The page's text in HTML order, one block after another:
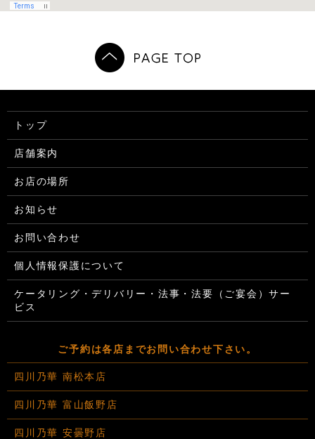
トップ
店舗案内
お店の場所
お知らせ
お問い合わせ
個人情報保護について
ケータリング・デリバリー・法事・法要（ご宴会）サー
ビス
ご予約は各店までお問い合わせ下さい。
四川乃華 南松本店
四川乃華 富山飯野店
四川乃華 安曇野店